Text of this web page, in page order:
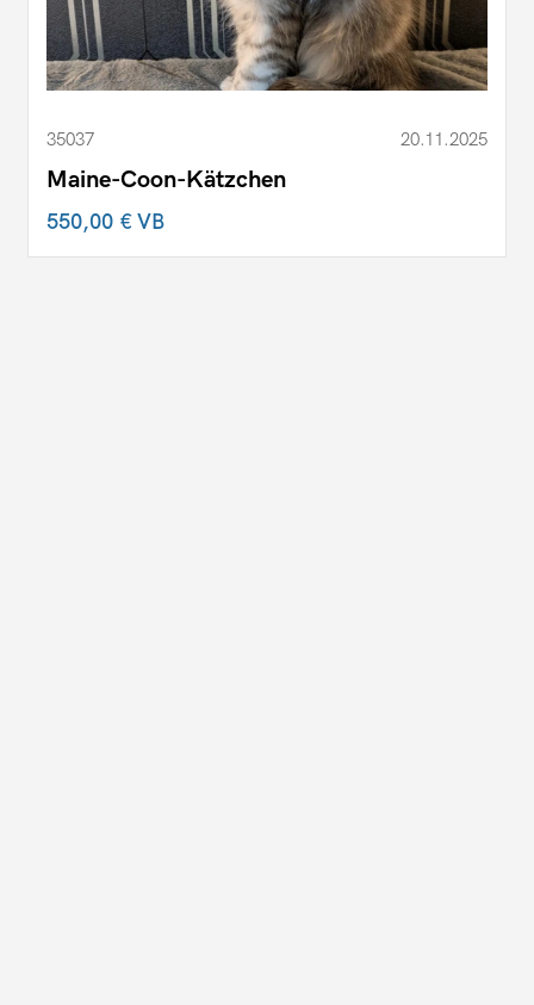
35037 20.11.2025
Maine-Coon-Kätzchen
550,00 €VB